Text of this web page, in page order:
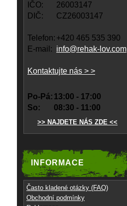
IČO:
26003147
DIČ:
CZ26003147
Telefon: +420 465 535 390
E-mail: info@rehak-lov.com
Kontaktujte nás > >
Po-Pá: 13:00 - 17:00
So:
08:30 - 11:00
>> NAJDETE NÁS ZDE <<
INFORMACE
Často kladené otázky (FAQ)
Obchodní podmínky